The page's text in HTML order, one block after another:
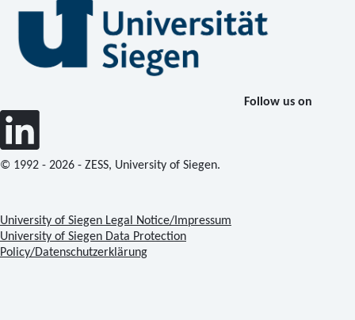
Follow us on
© 1992 - 2026 - ZESS, University of Siegen.
University of Siegen Legal Notice/Impressum
University of Siegen Data Protection
Policy/Datenschutzerklärung